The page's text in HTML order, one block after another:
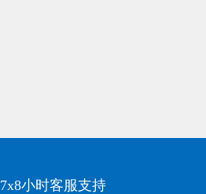
7x8小时客服支持